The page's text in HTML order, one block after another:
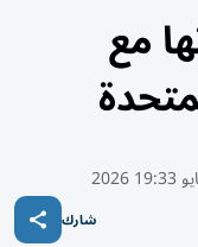
مع
شارك